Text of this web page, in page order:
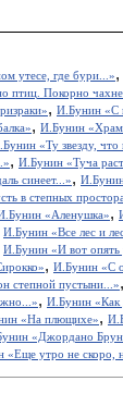
утесе, где бури...»,
птиц. Покорно
, И.Бунин «С
, И.Бунин «Храм
«Ту звезду, что
, И.Бунин «Туча
синеет...», И.Бунин
в степных
«Аленушка»,
И.Бунин «Все лес и
И.Бунин «И вот опять
, И.Бунин «С
степной пустыни...»,
, И.Бунин «Как
«На плющихе»,
«Джордано
«Еще утро не скоро,